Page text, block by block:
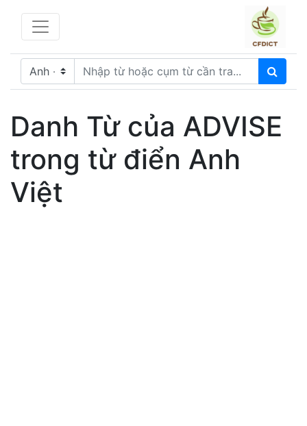
Danh Từ của ADVISE
trong từ điển Anh
Việt